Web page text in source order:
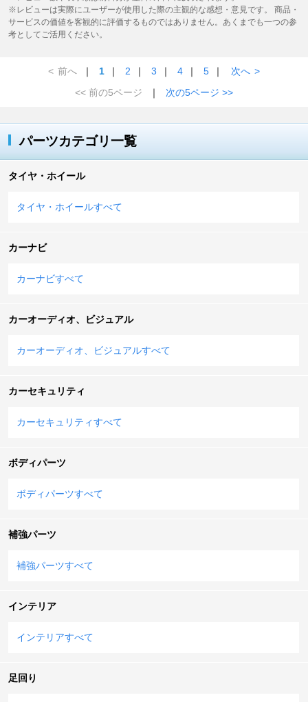
※レビューは実際にユーザーが使用した際の主観的な感想・意見です。 商品・
サービスの価値を客観的に評価するものではありません。あくまでも一つの参
考としてご活用ください。
< 前へ ｜ 1 ｜ 2 ｜ 3 ｜ 4 ｜ 5 ｜ 次へ >
<< 前の5ページ
｜ 次の5ページ >>
パーツカテゴリ一覧
タイヤ・ホイール
タイヤ・ホイールすべて
カーナビ
カーナビすべて
カーオーディオ、ビジュアル
カーオーディオ、ビジュアルすべて
カーセキュリティ
カーセキュリティすべて
ボディパーツ
ボディパーツすべて
補強パーツ
補強パーツすべて
インテリア
インテリアすべて
足回り